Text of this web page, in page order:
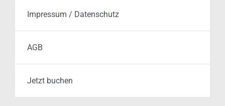
Impressum / Datenschutz
AGB
Jetzt buchen